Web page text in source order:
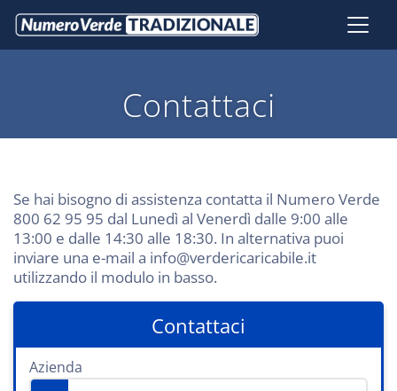
Contattaci
Se hai bisogno di assistenza contatta il Numero Verde
800 62 95 95 dal Lunedì al Venerdì dalle 9:00 alle
13:00 e dalle 14:30 alle 18:30. In alternativa puoi
inviare una e-mail a info@verdericaricabile.it
utilizzando il modulo in basso.
Contattaci
Azienda